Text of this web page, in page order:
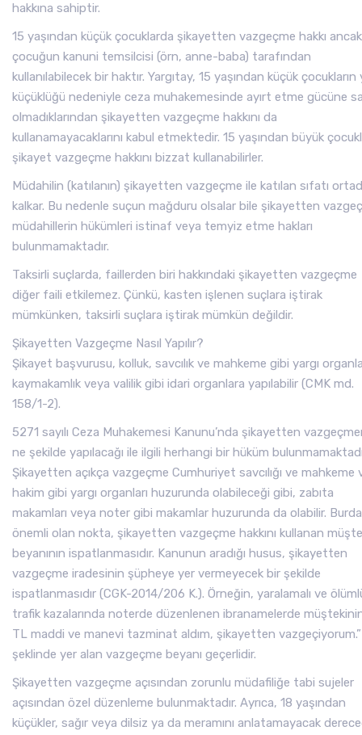
hakkına sahiptir.
15 yaşından küçük çocuklarda şikayetten vazgeçme hakkı ancak
çocuğun kanuni temsilcisi (örn, anne-baba) tarafından
kullanılabilecek bir haktır. Yargıtay, 15 yaşından küçük çocukların
küçüklüğü nedeniyle ceza muhakemesinde ayırt etme gücüne
olmadıklarından şikayetten vazgeçme hakkını da
kullanamayacaklarını kabul etmektedir. 15 yaşından büyük
şikayet vazgeçme hakkını bizzat kullanabilirler.
Müdahilin (katılanın) şikayetten vazgeçme ile katılan sıfatı
kalkar. Bu nedenle suçun mağduru olsalar bile şikayetten
müdahillerin hükümleri istinaf veya temyiz etme hakları
bulunmamaktadır.
Taksirli suçlarda, faillerden biri hakkındaki şikayetten vazgeçme
diğer faili etkilemez. Çünkü, kasten işlenen suçlara iştirak
mümkünken, taksirli suçlara iştirak mümkün değildir.
Şikayetten Vazgeçme Nasıl Yapılır?
Şikayet başvurusu, kolluk, savcılık ve mahkeme gibi yargı
kaymakamlık veya valilik gibi idari organlara yapılabilir (CMK md.
158/1-2).
5271 sayılı Ceza Muhakemesi Kanunu’nda şikayetten
ne şekilde yapılacağı ile ilgili herhangi bir hüküm
Şikayetten açıkça vazgeçme Cumhuriyet savcılığı ve mahkeme
hakim gibi yargı organları huzurunda olabileceği gibi, zabıta
makamları veya noter gibi makamlar huzurunda da olabilir. Burda
önemli olan nokta, şikayetten vazgeçme hakkını kullanan
beyanının ispatlanmasıdır. Kanunun aradığı husus, şikayetten
vazgeçme iradesinin şüpheye yer vermeyecek bir şekilde
ispatlanmasıdır (CGK-2014/206 K.). Örneğin, yaralamalı ve
trafik kazalarında noterde düzenlenen ibranamelerde
TL maddi ve manevi tazminat aldım, şikayetten vazgeçiyorum.”
şeklinde yer alan vazgeçme beyanı geçerlidir.
Şikayetten vazgeçme açısından zorunlu müdafiliğe tabi sujeler
açısından özel düzenleme bulunmaktadır. Ayrıca, 18 yaşından
küçükler, sağır veya dilsiz ya da meramını anlatamayacak